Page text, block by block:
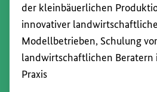
der kleinbäuerlichen
innovativer
Modellbetrieben, Schulung
landwirtschaftlichen Beratern
Praxis